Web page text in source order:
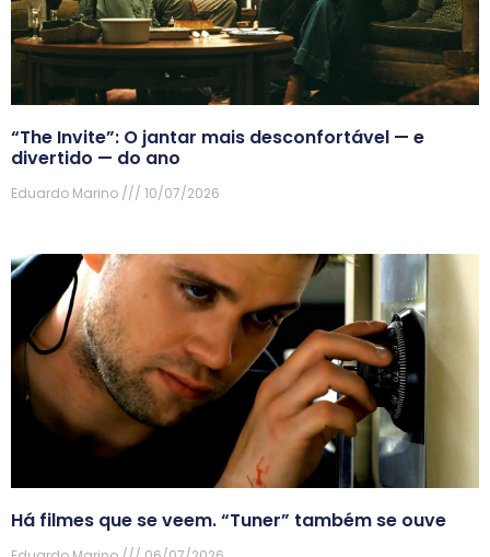
“The Invite”: O jantar mais desconfortável — e
divertido — do ano
Eduardo Marino 10/07/2026
Há filmes que se veem. “Tuner” também se ouve